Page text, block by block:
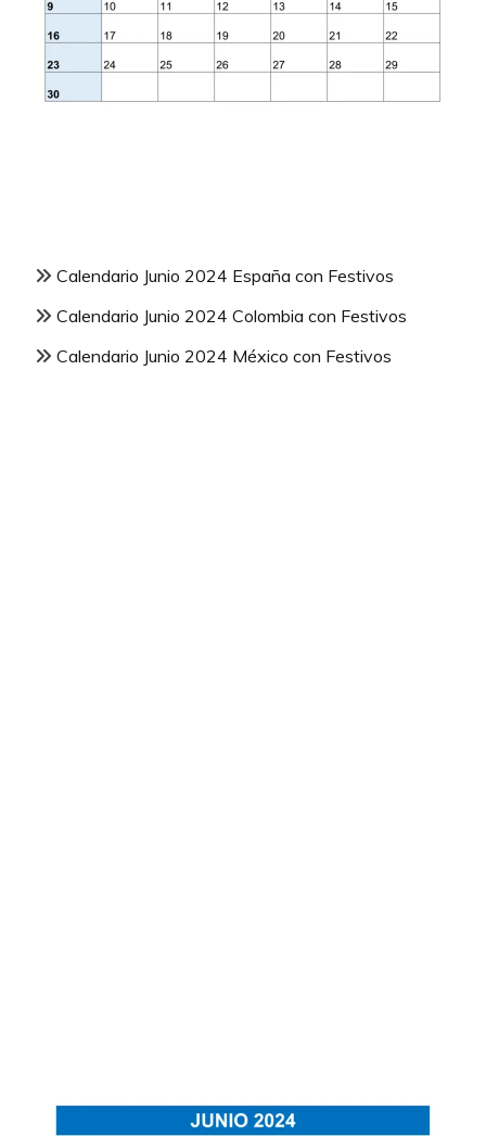
Calendario Junio 2024 España con Festivos
Calendario Junio 2024 Colombia con Festivos
Calendario Junio 2024 México con Festivos